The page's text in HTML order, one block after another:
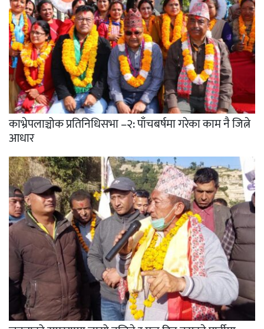
काभ्रेपलाञ्चोक प्रतिनिधिसभा –२: पाँचबर्षमा गरेका काम नै जित्ने
आधार